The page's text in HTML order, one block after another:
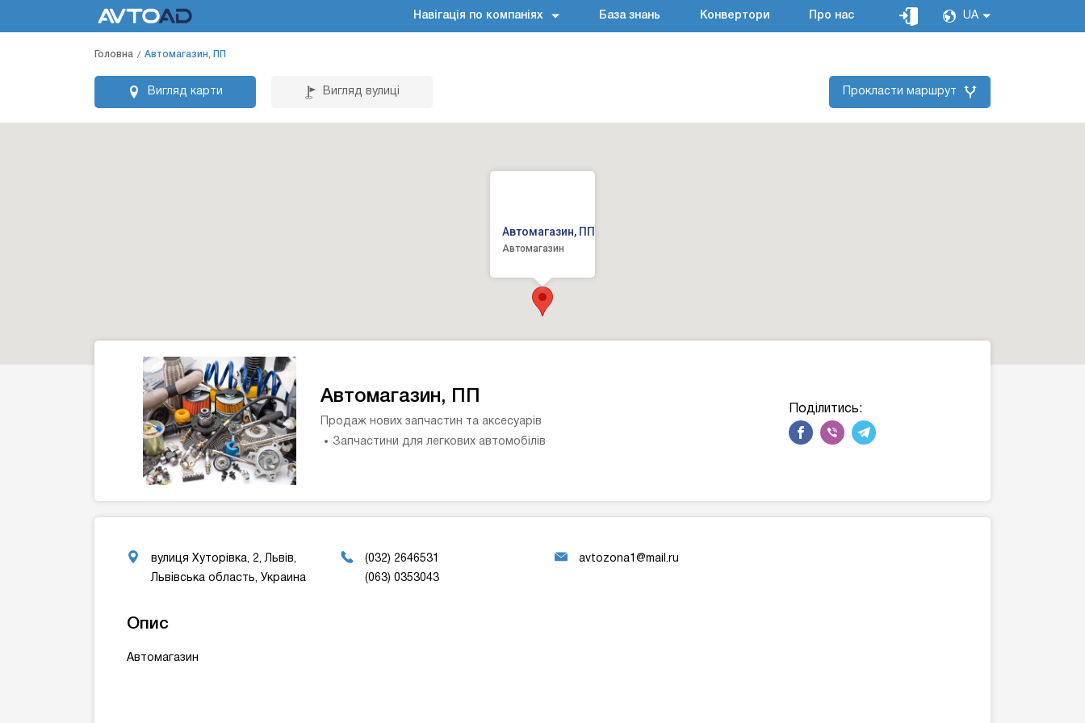
Навігація по компаніях База знань Конвертори Про нас UA
Головна Автомагазин, ПП
Вигляд карти Вигляд вулиці Прокласти маршрут
Автомагазин, ПП
Автомагазин
Автомагазин, ПП
Продаж нових запчастин та аксесуарів
Запчастини для легкових автомобілів
Поділитись:
вулиця Хуторівка, 2, Львів,
Львівська область, Украина
(032) 2646531
(063) 0353043
avtozona1@mail.ru
Опис
Автомагазин